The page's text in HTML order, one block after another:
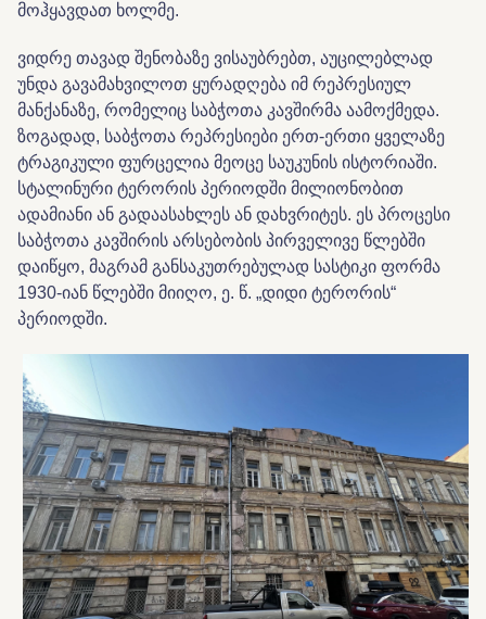
მოჰყავდათ ხოლმე.
ვიდრე თავად შენობაზე ვისაუბრებთ, აუცილებლად
უნდა გავამახვილოთ ყურადღება იმ რეპრესიულ
მანქანაზე, რომელიც საბჭოთა კავშირმა აამოქმედა.
ზოგადად, საბჭოთა რეპრესიები ერთ-ერთი ყველაზე
ტრაგიკული ფურცელია მეოცე საუკუნის ისტორიაში.
სტალინური ტერორის პერიოდში მილიონობით
ადამიანი ან გადაასახლეს ან დახვრიტეს. ეს პროცესი
საბჭოთა კავშირის არსებობის პირველივე წლებში
დაიწყო, მაგრამ განსაკუთრებულად სასტიკი ფორმა
1930-იან წლებში მიიღო, ე. წ. „დიდი ტერორის“
პერიოდში.